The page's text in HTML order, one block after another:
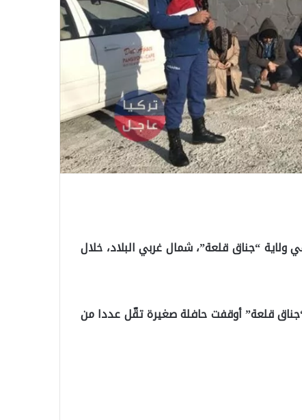
مهاجرا غير نظامي في ولاية “جناق قلعة”، شمال غربي البلاد، خلال
“جناق قلعة” أوقفت حافلة صغيرة تقّل عددا من